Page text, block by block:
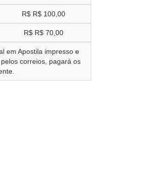
R$ R$ 100,00
R$ R$ 70,00
em Apostila impresso e
correios, pagará os